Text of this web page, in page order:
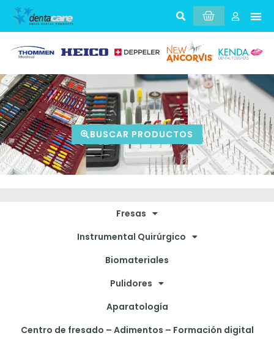
BUSCAR PRODUCTOS
Fresas
Instrumental Quirúrgico
Biomateriales
Pulidores
Aparatología
Centro de fresado – Adimentos – Formación digital